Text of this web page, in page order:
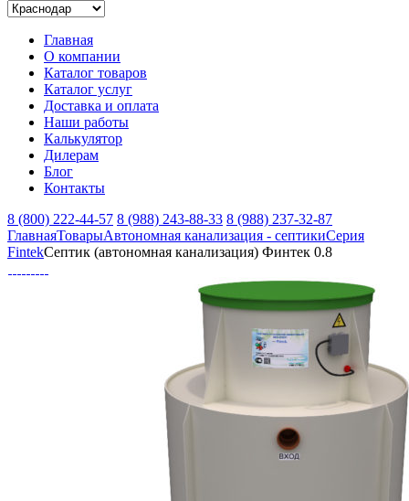
Главная
О компании
Каталог товаров
Каталог услуг
Доставка и оплата
Наши работы
Калькулятор
Дилерам
Блог
Контакты
8 (800) 222-44-57 8 (988) 243-88-33 8 (988) 237-32-87
ГлавнаяТоварыАвтономная канализация - септикиСерия
FintekСептик (автономная канализация) Финтек 0.8